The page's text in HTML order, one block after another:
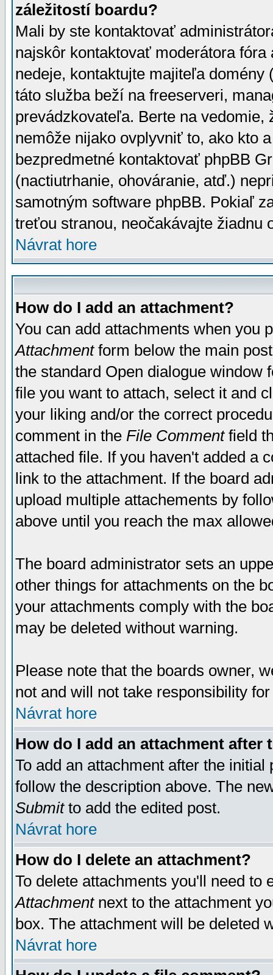
záležitostí boardu?
Mali by ste kontaktovať
najskôr kontaktovať moderátora
nedeje, kontaktujte majiteľa
táto služba beží na freeserveri,
prevádzkovateľa. Berte na vedomie,
nemôže nijako ovplyvniť to, ako kto
bezpredmetné kontaktovať phpBB
(nactiutrhanie, ohováranie, atď.)
samotným software phpBB. Pokiaľ
treťou stranou, neočakávajte žiadnu
Návrat hore
How do I add an attachment?
You can add attachments when you
Attachmentform below the main
the standard Open dialogue window
file you want to attach, select it and
your liking and/or the correct
comment in the File Commentfield
attached file. If you haven't added a
link to the attachment. If the board
upload multiple attachements by
above until you reach the max
The board administrator sets an
other things for attachments on the
your attachments comply with the
may be deleted without warning.
Please note that the boards owner,
not and will not take responsibility
Návrat hore
How do I add an attachment after
To add an attachment after the
follow the description above. The
Submitto add the edited post.
Návrat hore
How do I delete an attachment?
To delete attachments you'll need
Attachmentnext to the attachment
box. The attachment will be deleted
Návrat hore